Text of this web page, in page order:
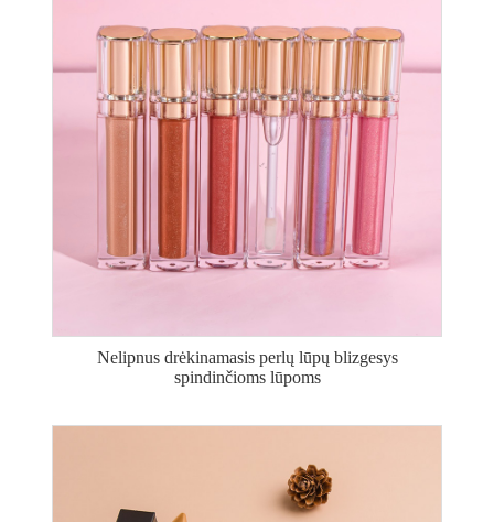
Nelipnus drėkinamasis perlų lūpų blizgesys
spindinčioms lūpoms